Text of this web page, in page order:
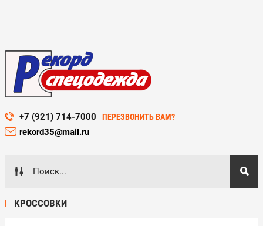
+7 (921) 714-7000 ПЕРЕЗВОНИТЬ ВАМ?
rekord35@mail.ru
КРОССОВКИ